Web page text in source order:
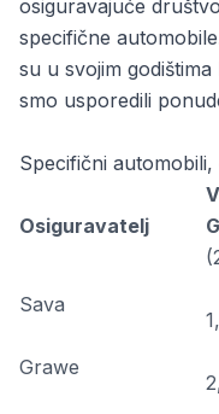
osiguravajuće
specifične
su u svojim
smo usporedili
Specifični automobili,
Osiguravatelj
Sava
Grawe